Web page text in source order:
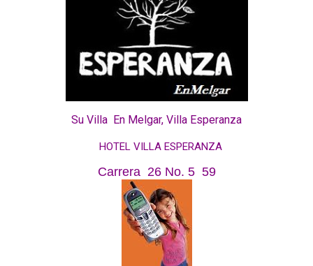
Su Villa En Melgar, Villa Esperanza
HOTEL VILLA ESPERANZA
Carrera 26 No. 5 59